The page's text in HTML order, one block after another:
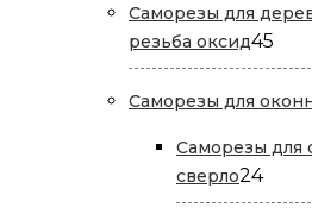
Саморезы для
резьба оксид45
Саморезы для
Саморезы для
сверло2424